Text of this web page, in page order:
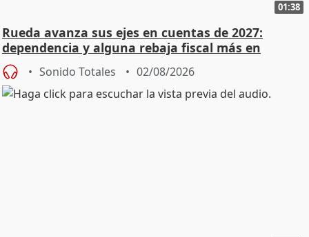
01:38
Rueda avanza sus ejes en cuentas de 2027:
dependencia y alguna rebaja fiscal más en
vivienda
Sonido Totales 02/08/2026